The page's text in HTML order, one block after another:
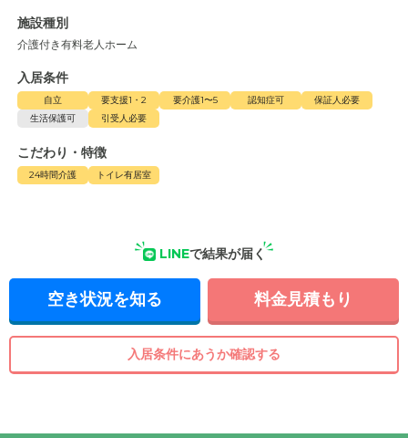
施設種別
介護付き有料老人ホーム
入居条件
自立 要支援1・2 要介護1〜5 認知症可
保証人必要
生活保護可
引受人必要
こだわり・特徴
24時間介護 トイレ有居室
LINEで結果が届く
空き状況を知る 料金見積もり
入居条件にあうか確認する